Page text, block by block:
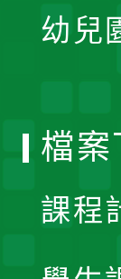
幼兒
檔案
課程